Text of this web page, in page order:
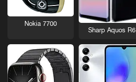
Sharp Aquos R6
Nokia 7700